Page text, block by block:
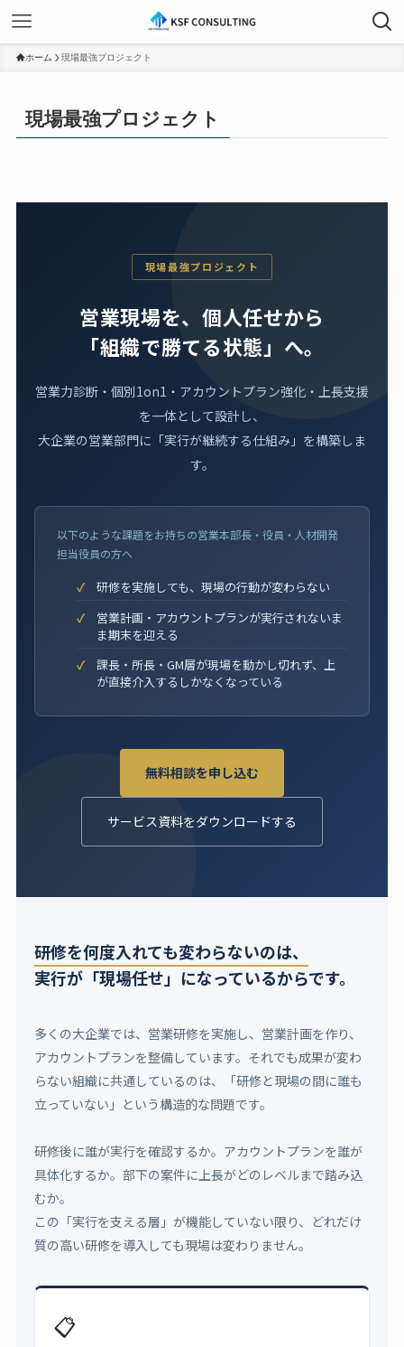
ホーム 現場最強プロジェクト
現場最強プロジェクト
現場最強プロジェクト
営業現場を、個人任せから
「組織で勝てる状態」へ。
営業力診断・個別1on1・アカウントプラン強化・上長支援
を一体として設計し、
大企業の営業部門に「実行が継続する仕組み」を構築しま
す。
以下のような課題をお持ちの営業本部長・役員・人材開発
担当役員の方へ
研修を実施しても、現場の行動が変わらない
営業計画・アカウントプランが実行されないま
ま期末を迎える
課長・所長・GM層が現場を動かし切れず、上
が直接介入するしかなくなっている
無料相談を申し込む
サービス資料をダウンロードする
研修を何度入れても変わらないのは、
実行が「現場任せ」になっているからです。
多くの大企業では、営業研修を実施し、営業計画を作り、
アカウントプランを整備しています。それでも成果が変わ
らない組織に共通しているのは、「研修と現場の間に誰も
立っていない」という構造的な問題です。
研修後に誰が実行を確認するか。アカウントプランを誰が
具体化するか。部下の案件に上長がどのレベルまで踏み込
むか。
この「実行を支える層」が機能していない限り、どれだけ
質の高い研修を導入しても現場は変わりません。
📋